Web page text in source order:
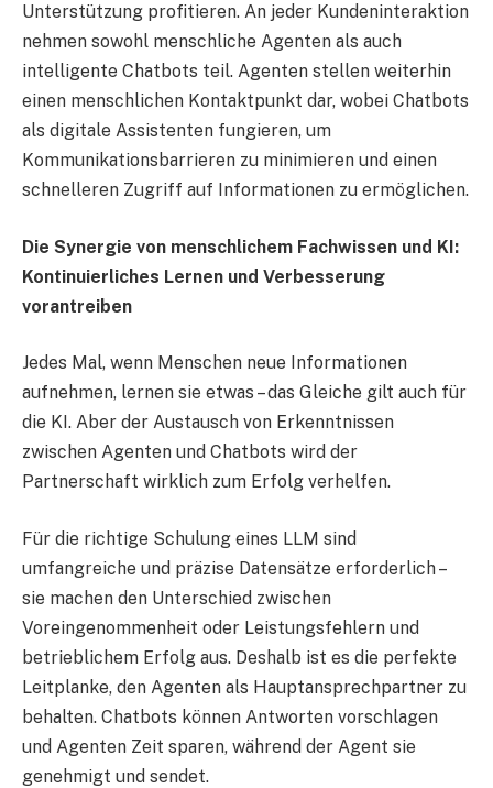
Unterstützung profitieren. An jeder Kundeninteraktion
nehmen sowohl menschliche Agenten als auch
intelligente Chatbots teil. Agenten stellen weiterhin
einen menschlichen Kontaktpunkt dar, wobei Chatbots
als digitale Assistenten fungieren, um
Kommunikationsbarrieren zu minimieren und einen
schnelleren Zugriff auf Informationen zu ermöglichen.
Die Synergie von menschlichem Fachwissen und KI:
Kontinuierliches Lernen und Verbesserung
vorantreiben
Jedes Mal, wenn Menschen neue Informationen
aufnehmen, lernen sie etwas – das Gleiche gilt auch für
die KI. Aber der Austausch von Erkenntnissen
zwischen Agenten und Chatbots wird der
Partnerschaft wirklich zum Erfolg verhelfen.
Für die richtige Schulung eines LLM sind
umfangreiche und präzise Datensätze erforderlich –
sie machen den Unterschied zwischen
Voreingenommenheit oder Leistungsfehlern und
betrieblichem Erfolg aus. Deshalb ist es die perfekte
Leitplanke, den Agenten als Hauptansprechpartner zu
behalten. Chatbots können Antworten vorschlagen
und Agenten Zeit sparen, während der Agent sie
genehmigt und sendet.